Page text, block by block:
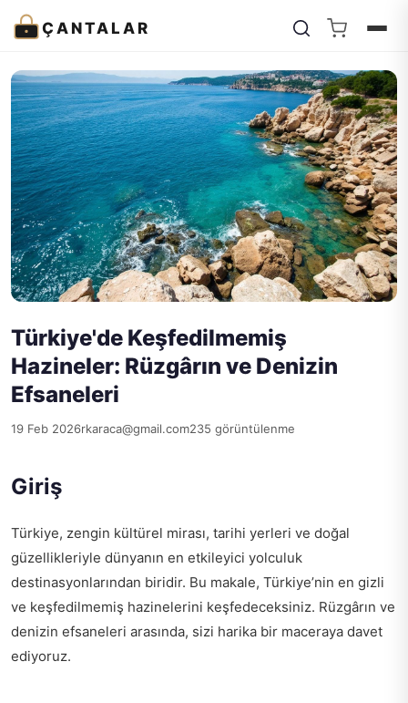
ÇANTALAR
Türkiye'de Keşfedilmemiş
Hazineler: Rüzgârın ve Denizin
Efsaneleri
19 Feb 2026rkaraca@gmail.com235 görüntülenme
Giriş
Türkiye, zengin kültürel mirası, tarihi yerleri ve doğal
güzellikleriyle dünyanın en etkileyici yolculuk
destinasyonlarından biridir. Bu makale, Türkiye’nin en gizli
ve keşfedilmemiş hazinelerini keşfedeceksiniz. Rüzgârın ve
denizin efsaneleri arasında, sizi harika bir maceraya davet
ediyoruz.